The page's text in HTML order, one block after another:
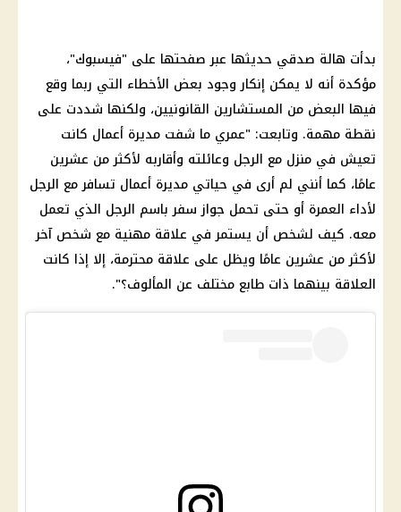
بدأت هالة صدقي حديثها عبر صفحتها على "فيسبوك"،
مؤكدة أنه لا يمكن إنكار وجود بعض الأخطاء التي ربما وقع
فيها البعض من المستشارين القانونيين، ولكنها شددت على
نقطة مهمة. وتابعت: "عمري ما شفت مديرة أعمال كانت
تعيش في منزل مع الرجل وعائلته وأقاربه لأكثر من عشرين
عامًا، كما أنني لم أرى في حياتي مديرة أعمال تسافر مع الرجل
لأداء العمرة أو حتى تحمل جواز سفر باسم الرجل الذي تعمل
معه. كيف لشخص أن يستمر في علاقة مهنية مع شخص آخر
لأكثر من عشرين عامًا ويظل على علاقة محترمة، إلا إذا كانت
العلاقة بينهما ذات طابع مختلف عن المألوف؟".